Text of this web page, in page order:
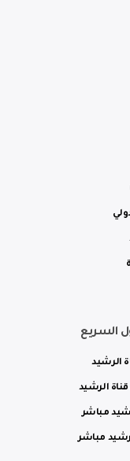
السريع
الرشيد
الرشيد
مباشر
مباشر